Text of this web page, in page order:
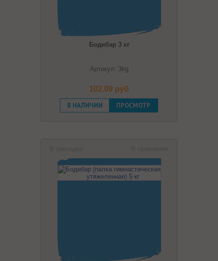
Бодибар 3 кг
Артикул: 3kg
102.09 pуб
В НАЛИЧИИ
ПРОСМОТР